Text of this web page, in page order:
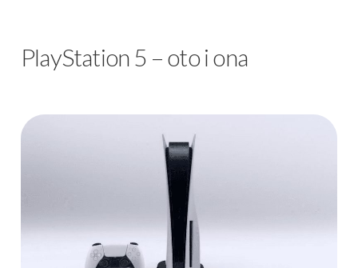
PlayStation 5 – oto i ona